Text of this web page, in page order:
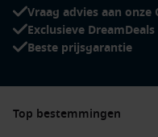
faciliteiten en excursies.
Flexibele prijzen:Vaak
vroegboekkortingen
cultuur.
Vraag advies aan onze
Exclusieve DreamDeals
Beste prijsgarantie
Top bestemmingen